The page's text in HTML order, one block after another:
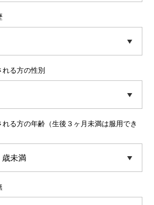
る方の性別
る方の年齢（生後３ヶ月未満は服用でき